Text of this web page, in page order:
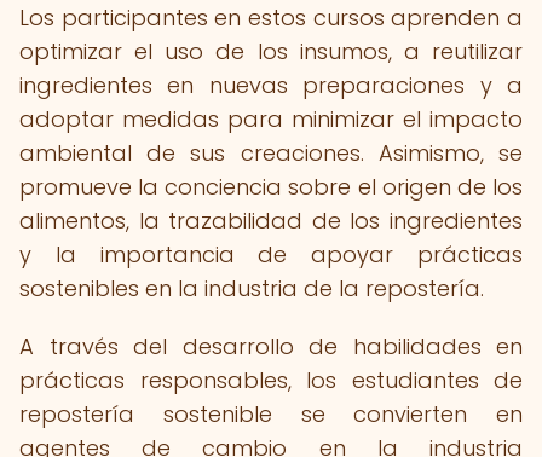
Los participantes en estos cursos aprenden a
optimizar el uso de los insumos, a reutilizar
ingredientes en nuevas preparaciones y a
adoptar medidas para minimizar el impacto
ambiental de sus creaciones. Asimismo, se
promueve la conciencia sobre el origen de los
alimentos, la trazabilidad de los ingredientes
y la importancia de apoyar prácticas
sostenibles en la industria de la repostería.
A través del desarrollo de habilidades en
prácticas responsables, los estudiantes de
repostería sostenible se convierten en
agentes de cambio en la industria